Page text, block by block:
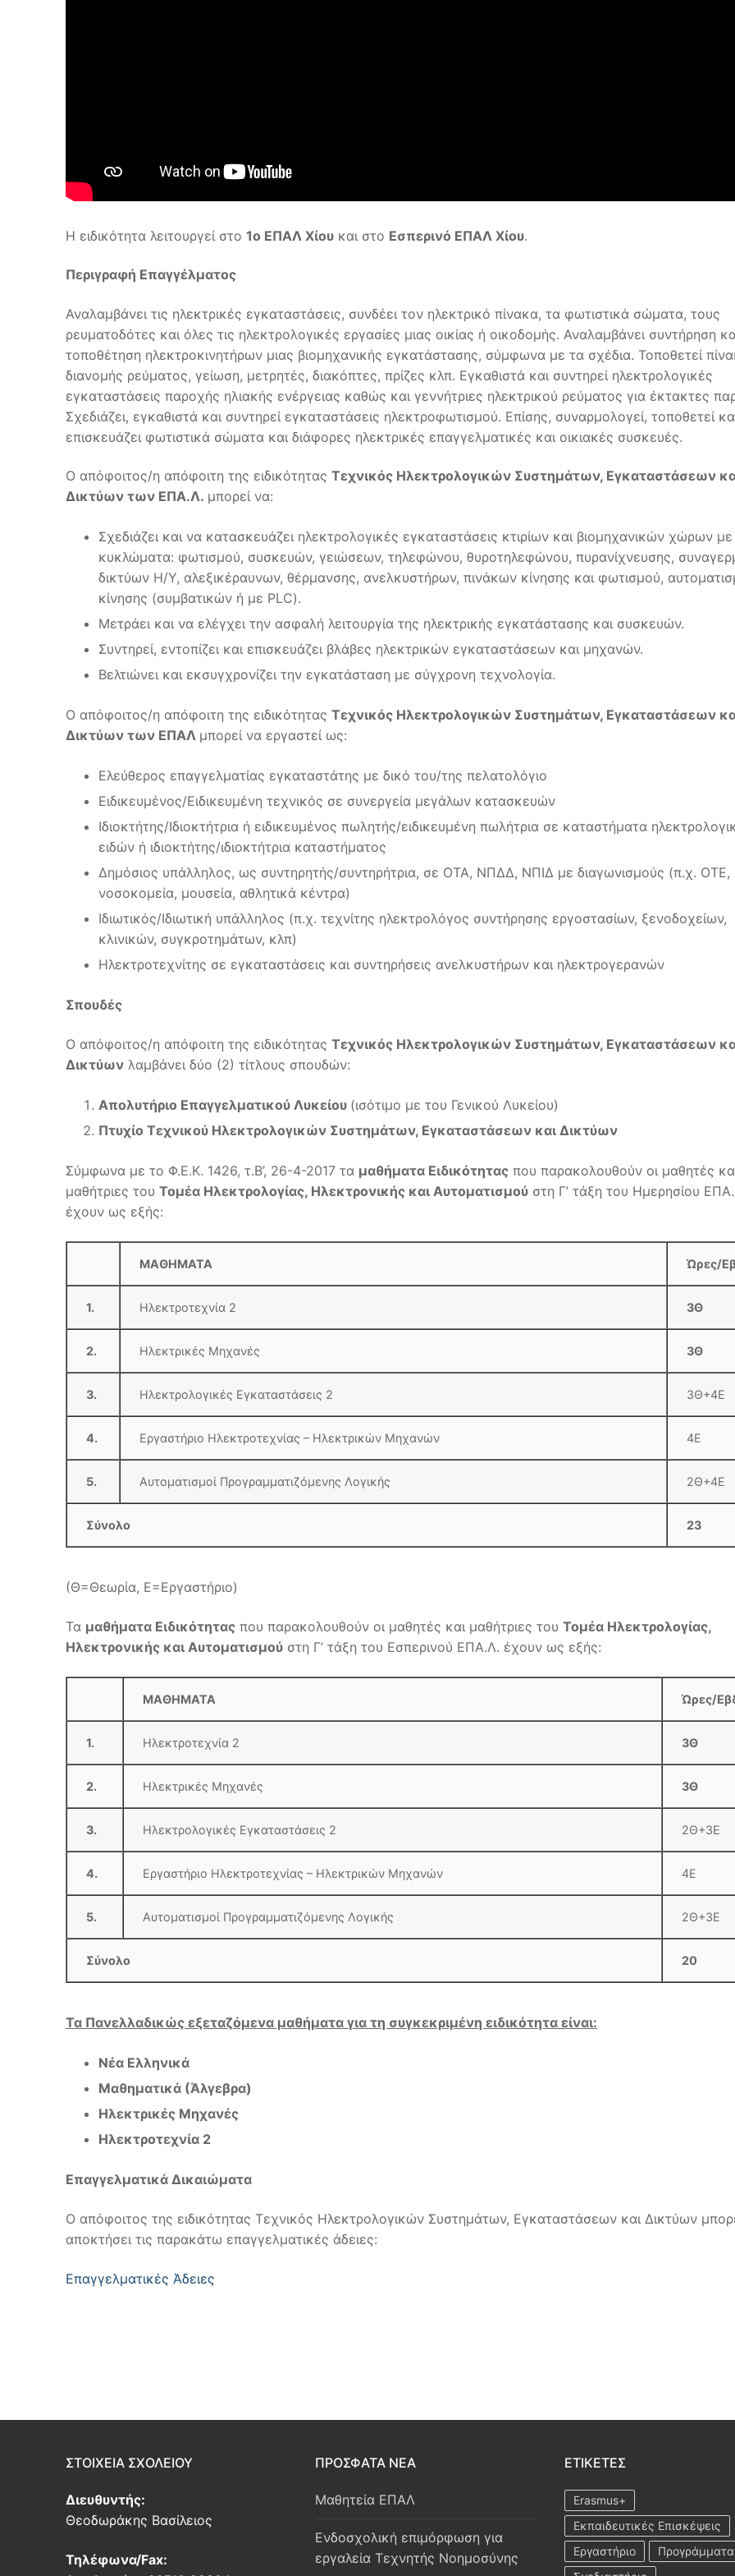
Η ειδικότητα λειτουργεί στο 1ο ΕΠΑΛ Χίου και στο Εσπερινό ΕΠΑΛ Χίου.
Περιγραφή Επαγγέλματος
Αναλαμβάνει τις ηλεκτρικές εγκαταστάσεις, συνδέει τον ηλεκτρικό πίνακα, τα φωτιστικά σώματα, τους
ρευματοδότες και όλες τις ηλεκτρολογικές εργασίες μιας οικίας ή οικοδομής. Αναλαμβάνει συντήρηση
τοποθέτηση ηλεκτροκινητήρων μιας βιομηχανικής εγκατάστασης, σύμφωνα με τα σχέδια. Τοποθετεί
διανομής ρεύματος, γείωση, μετρητές, διακόπτες, πρίζες κλπ. Εγκαθιστά και συντηρεί ηλεκτρολογικές
εγκαταστάσεις παροχής ηλιακής ενέργειας καθώς και γεννήτριες ηλεκτρικού ρεύματος για έκτακτες
Σχεδιάζει, εγκαθιστά και συντηρεί εγκαταστάσεις ηλεκτροφωτισμού. Επίσης, συναρμολογεί, τοποθετεί
επισκευάζει φωτιστικά σώματα και διάφορες ηλεκτρικές επαγγελματικές και οικιακές συσκευές.
Ο απόφοιτος/η απόφοιτη της ειδικότητας Τεχνικός Ηλεκτρολογικών Συστημάτων, Εγκαταστάσεων
Δικτύων των ΕΠΑ.Λ. μπορεί να:
Σχεδιάζει και να κατασκευάζει ηλεκτρολογικές εγκαταστάσεις κτιρίων και βιομηχανικών χώρων με
κυκλώματα: φωτισμού, συσκευών, γειώσεων, τηλεφώνου, θυροτηλεφώνου, πυρανίχνευσης,
δικτύων H/Y, αλεξικέραυνων, θέρμανσης, ανελκυστήρων, πινάκων κίνησης και φωτισμού,
κίνησης (συμβατικών ή με PLC).
Μετράει και να ελέγχει την ασφαλή λειτουργία της ηλεκτρικής εγκατάστασης και συσκευών.
Συντηρεί, εντοπίζει και επισκευάζει βλάβες ηλεκτρικών εγκαταστάσεων και μηχανών.
Βελτιώνει και εκσυγχρονίζει την εγκατάσταση με σύγχρονη τεχνολογία.
Ο απόφοιτος/η απόφοιτη της ειδικότητας Τεχνικός Ηλεκτρολογικών Συστημάτων, Εγκαταστάσεων
Δικτύων των ΕΠΑΛ μπορεί να εργαστεί ως:
Ελεύθερος επαγγελματίας εγκαταστάτης με δικό του/της πελατολόγιο
Ειδικευμένος/Ειδικευμένη τεχνικός σε συνεργεία μεγάλων κατασκευών
Ιδιοκτήτης/Ιδιοκτήτρια ή ειδικευμένος πωλητής/ειδικευμένη πωλήτρια σε καταστήματα
ειδών ή ιδιοκτήτης/ιδιοκτήτρια καταστήματος
Δημόσιος υπάλληλος, ως συντηρητής/συντηρήτρια, σε ΟΤΑ, ΝΠΔΔ, ΝΠΙΔ με διαγωνισμούς (π.χ.
νοσοκομεία, μουσεία, αθλητικά κέντρα)
Ιδιωτικός/Ιδιωτική υπάλληλος (π.χ. τεχνίτης ηλεκτρολόγος συντήρησης εργοστασίων, ξενοδοχείων,
κλινικών, συγκροτημάτων, κλπ)
Ηλεκτροτεχνίτης σε εγκαταστάσεις και συντηρήσεις ανελκυστήρων και ηλεκτρογερανών
Σπουδές
Ο απόφοιτος/η απόφοιτη της ειδικότητας Τεχνικός Ηλεκτρολογικών Συστημάτων, Εγκαταστάσεων
Δικτύων λαμβάνει δύο (2) τίτλους σπουδών:
Απολυτήριο Επαγγελματικού Λυκείου (ισότιμο με του Γενικού Λυκείου)
Πτυχίο Τεχνικού Ηλεκτρολογικών Συστημάτων, Εγκαταστάσεων και Δικτύων
Σύμφωνα με το Φ.Ε.Κ. 1426, τ.Β’, 26-4-2017 τα μαθήματα Ειδικότητας που παρακολουθούν οι μαθητές
μαθήτριες του Τομέα Ηλεκτρολογίας, Ηλεκτρονικής και Αυτοματισμού στη Γ’ τάξη του Ημερησίου
έχουν ως εξής:
ΜΑΘΗΜΑΤΑ Ώρες/
1. Ηλεκτροτεχνία 2 3Θ
2. Ηλεκτρικές Μηχανές 3Θ
3. Ηλεκτρολογικές Εγκαταστάσεις 2 3Θ+4Ε
4. Εργαστήριο Ηλεκτροτεχνίας – Ηλεκτρικών Μηχανών 4Ε
5. Αυτοματισμοί Προγραμματιζόμενης Λογικής 2Θ+4Ε
Σύνολο 23
(Θ=Θεωρία, Ε=Εργαστήριο)
Τα μαθήματα Ειδικότητας που παρακολουθούν οι μαθητές και μαθήτριες του Τομέα Ηλεκτρολογίας,
Ηλεκτρονικής και Αυτοματισμού στη Γ’ τάξη του Εσπερινού ΕΠΑ.Λ. έχουν ως εξής:
ΜΑΘΗΜΑΤΑ Ώρες/
1. Ηλεκτροτεχνία 2 3Θ
2. Ηλεκτρικές Μηχανές 3Θ
3. Ηλεκτρολογικές Εγκαταστάσεις 2 2Θ+3Ε
4. Εργαστήριο Ηλεκτροτεχνίας – Ηλεκτρικών Μηχανών 4Ε
5. Αυτοματισμοί Προγραμματιζόμενης Λογικής 2Θ+3Ε
Σύνολο 20
Τα Πανελλαδικώς εξεταζόμενα μαθήματα για τη συγκεκριμένη ειδικότητα είναι:
Νέα Ελληνικά
Μαθηματικά (Άλγεβρα)
Ηλεκτρικές Μηχανές
Ηλεκτροτεχνία 2
Επαγγελματικά Δικαιώματα
Ο απόφοιτος της ειδικότητας Τεχνικός Ηλεκτρολογικών Συστημάτων, Εγκαταστάσεων και Δικτύων
αποκτήσει τις παρακάτω επαγγελματικές άδειες:
Επαγγελματικές Άδειες
ΣΤΟΙΧΕΙΑ ΣΧΟΛΕΙΟΥ
Διευθυντής:
Θεοδωράκης Βασίλειος
Τηλέφωνα/Fax:
ΠΡΟΣΦΑΤΑ ΝΕΑ
Μαθητεία ΕΠΑΛ
Ενδοσχολική επιμόρφωση για
εργαλεία Τεχνητής Νοημοσύνης
ΕΤΙΚΈΤΕΣ
Erasmus+
Εκπαιδευτικές Επισκέψεις
Εργαστήριο
Προγράμματα